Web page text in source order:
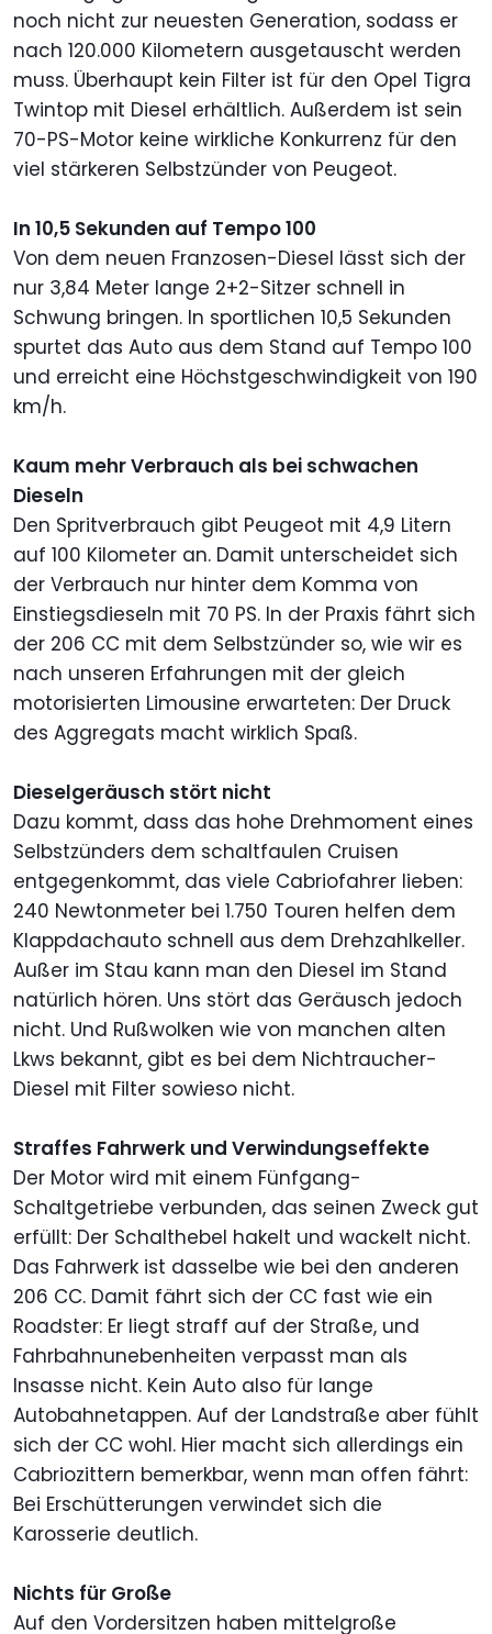
noch nicht zur neuesten Generation, sodass er
nach 120.000 Kilometern ausgetauscht werden
muss. Überhaupt kein Filter ist für den Opel Tigra
Twintop mit Diesel erhältlich. Außerdem ist sein
70-PS-Motor keine wirkliche Konkurrenz für den
viel stärkeren Selbstzünder von Peugeot.
In 10,5 Sekunden auf Tempo 100
Von dem neuen Franzosen-Diesel lässt sich der
nur 3,84 Meter lange 2+2-Sitzer schnell in
Schwung bringen. In sportlichen 10,5 Sekunden
spurtet das Auto aus dem Stand auf Tempo 100
und erreicht eine Höchstgeschwindigkeit von 190
km/h.
Kaum mehr Verbrauch als bei schwachen
Dieseln
Den Spritverbrauch gibt Peugeot mit 4,9 Litern
auf 100 Kilometer an. Damit unterscheidet sich
der Verbrauch nur hinter dem Komma von
Einstiegsdieseln mit 70 PS. In der Praxis fährt sich
der 206 CC mit dem Selbstzünder so, wie wir es
nach unseren Erfahrungen mit der gleich
motorisierten Limousine erwarteten: Der Druck
des Aggregats macht wirklich Spaß.
Dieselgeräusch stört nicht
Dazu kommt, dass das hohe Drehmoment eines
Selbstzünders dem schaltfaulen Cruisen
entgegenkommt, das viele Cabriofahrer lieben:
240 Newtonmeter bei 1.750 Touren helfen dem
Klappdachauto schnell aus dem Drehzahlkeller.
Außer im Stau kann man den Diesel im Stand
natürlich hören. Uns stört das Geräusch jedoch
nicht. Und Rußwolken wie von manchen alten
Lkws bekannt, gibt es bei dem Nichtraucher-
Diesel mit Filter sowieso nicht.
Straffes Fahrwerk und Verwindungseffekte
Der Motor wird mit einem Fünfgang-
Schaltgetriebe verbunden, das seinen Zweck gut
erfüllt: Der Schalthebel hakelt und wackelt nicht.
Das Fahrwerk ist dasselbe wie bei den anderen
206 CC. Damit fährt sich der CC fast wie ein
Roadster: Er liegt straff auf der Straße, und
Fahrbahnunebenheiten verpasst man als
Insasse nicht. Kein Auto also für lange
Autobahnetappen. Auf der Landstraße aber fühlt
sich der CC wohl. Hier macht sich allerdings ein
Cabriozittern bemerkbar, wenn man offen fährt:
Bei Erschütterungen verwindet sich die
Karosserie deutlich.
Nichts für Große
Auf den Vordersitzen haben mittelgroße